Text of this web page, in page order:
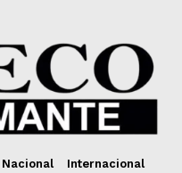
Nacional
Internacional